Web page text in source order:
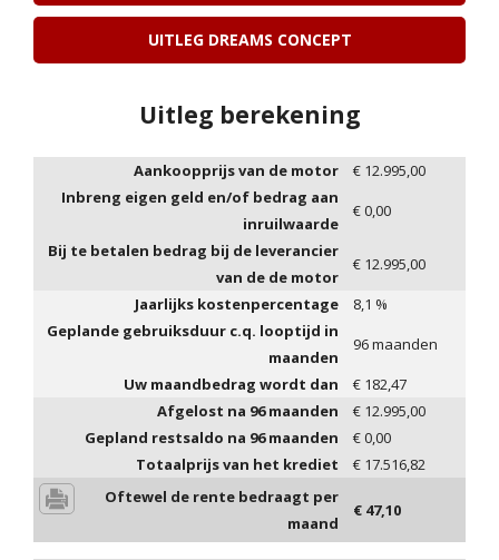
UITLEG DREAMS CONCEPT
Uitleg berekening
Aankoopprijs van de motor € 12.995,00
Inbreng eigen geld en/of bedrag aan
inruilwaarde
€0,00
Bij te betalen bedrag bij de leverancier
van de de motor
€ 12.995,00
Jaarlijks kostenpercentage
8,1 %
Geplande gebruiksduur c.q. looptijd in
maanden
96maanden
Uw maandbedrag wordt dan
€ 182,47
Afgelost na 96maanden € 12.995,00
Gepland restsaldo na 96maanden €0,00
Totaalprijs van het krediet
€ 17.516,82
Oftewel de rente bedraagt per
maand
€ 47,10